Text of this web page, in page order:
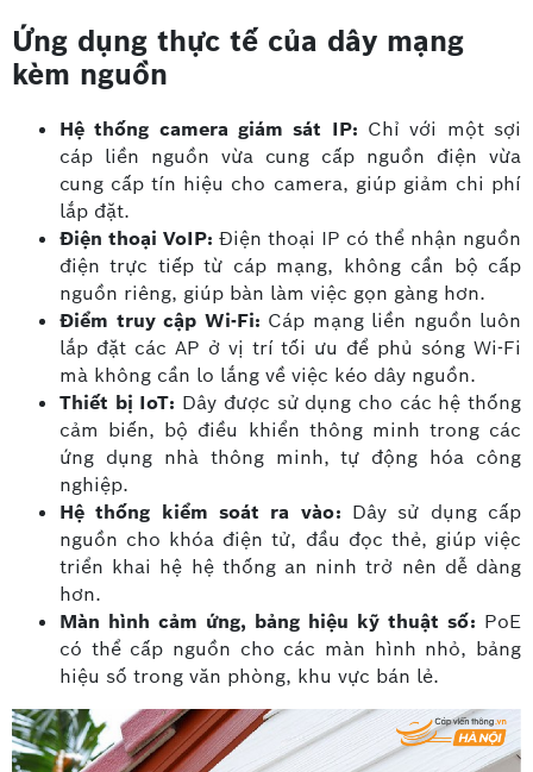
Ứng dụng thực tế của dây mạng
kèm nguồn
Hệ thống camera giám sát IP: Chỉ với một sợi
cáp liền nguồn vừa cung cấp nguồn điện vừa
cung cấp tín hiệu cho camera, giúp giảm chi phí
lắp đặt.
Điện thoại VoIP: Điện thoại IP có thể nhận nguồn
điện trực tiếp từ cáp mạng, không cần bộ cấp
nguồn riêng, giúp bàn làm việc gọn gàng hơn.
Điểm truy cập Wi-Fi: Cáp mạng liền nguồn luôn
lắp đặt các AP ở vị trí tối ưu để phủ sóng Wi-Fi
mà không cần lo lắng về việc kéo dây nguồn.
Thiết bị IoT: Dây được sử dụng cho các hệ thống
cảm biến, bộ điều khiển thông minh trong các
ứng dụng nhà thông minh, tự động hóa công
nghiệp.
Hệ thống kiểm soát ra vào: Dây sử dụng cấp
nguồn cho khóa điện tử, đầu đọc thẻ, giúp việc
triển khai hệ hệ thống an ninh trở nên dễ dàng
hơn.
Màn hình cảm ứng, bảng hiệu kỹ thuật số: PoE
có thể cấp nguồn cho các màn hình nhỏ, bảng
hiệu số trong văn phòng, khu vực bán lẻ.